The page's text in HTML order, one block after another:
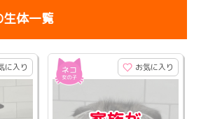
体一覧
に入り お気に入り